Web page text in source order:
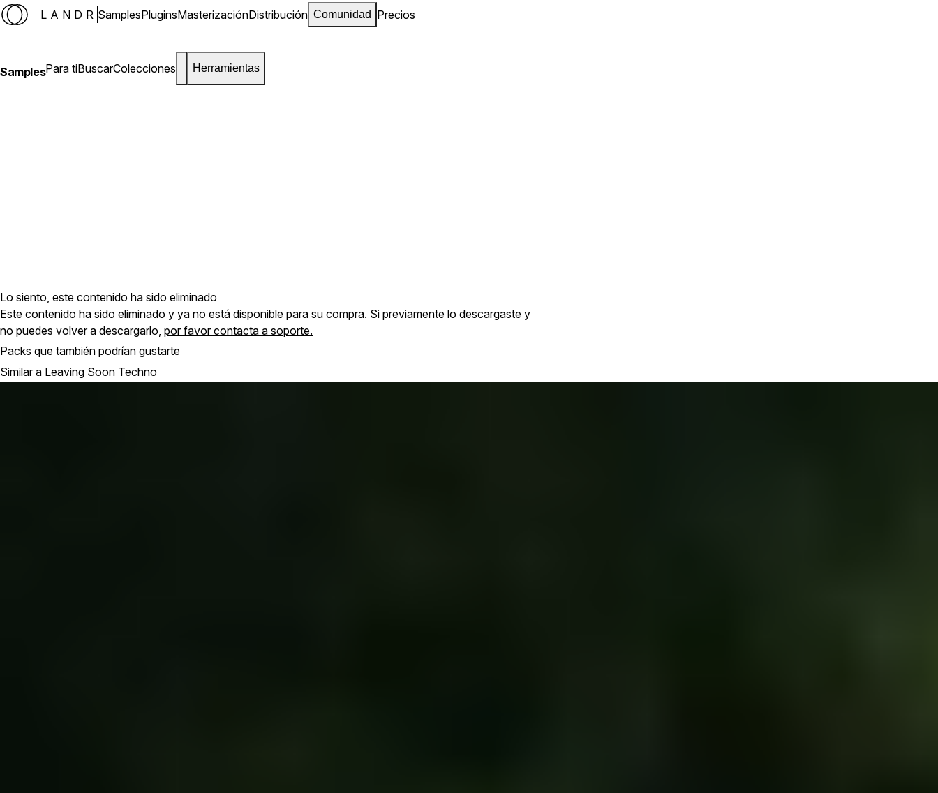
LANDR SamplesPluginsMasterizaciónDistribución Comunidad Precios
SamplesPara tiBuscarColecciones Herramientas
Lo siento, este contenido ha sido eliminado
Este contenido ha sido eliminado y ya no está disponible para su compra. Si previamente lo descargaste y
no puedes volver a descargarlo, por favor contacta a soporte.
Packs que también podrían gustarte
Similar a Leaving Soon Techno